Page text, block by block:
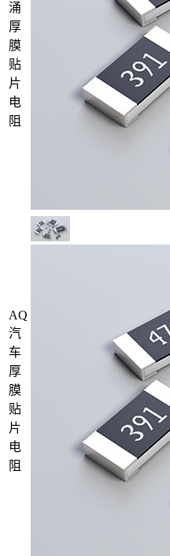
涌
厚
膜
贴
片
电
阻
AQ
汽
车
厚
膜
贴
片
电
阻